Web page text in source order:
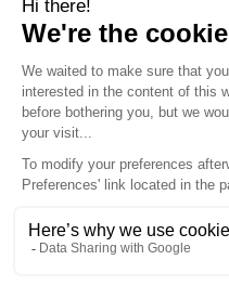
ЛінкедІн
Cookie settings